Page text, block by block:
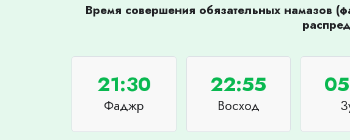
Время совершения обязательных намазов
21:30
Фаджр
22:55
Восход